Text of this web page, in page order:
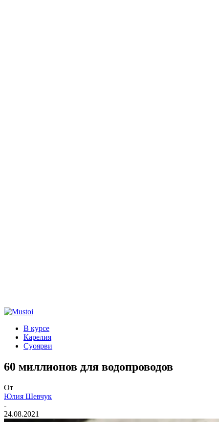
В курсе
Карелия
Суоярви
60 миллионов для водопроводов
От
Юлия Шевчук
-
24.08.2021